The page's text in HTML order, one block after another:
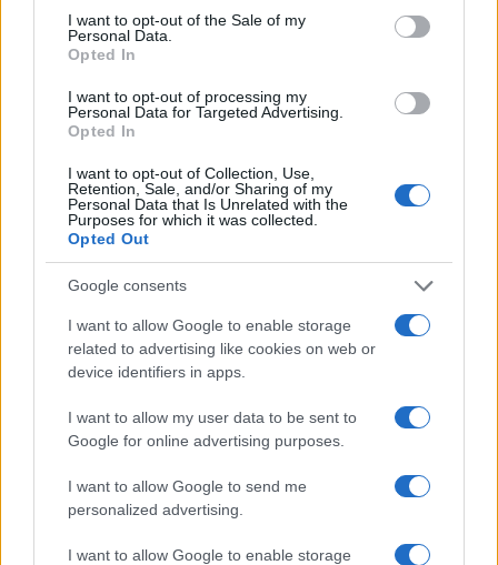
consent section.
I want to opt-out of the Sale of my
Personal Data.
Opted In
I want to opt-out of processing my
Personal Data for Targeted Advertising.
Opted In
I want to opt-out of Collection, Use,
Retention, Sale, and/or Sharing of my
Personal Data that Is Unrelated with the
Purposes for which it was collected.
Opted Out
Google consents
I want to allow Google to enable storage
related to advertising like cookies on web or
device identifiers in apps.
I want to allow my user data to be sent to
Google for online advertising purposes.
I want to allow Google to send me
personalized advertising.
I want to allow Google to enable storage
FOCUS PMI
Scopri i bandi regionali e nazionali per l’efficienza
energetica nel 2026
FOCUS PMI